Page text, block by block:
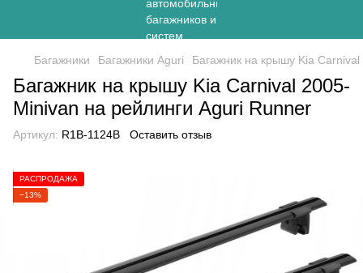
Багажники Багажники Aguri Багажник на крышу Kia
Багажник на крышу Kia Carnival 2005-
Minivan на рейлинги Aguri Runner
Артикул: R1B-1124B Оставить отзыв
РАСПРОДАЖА
−13%